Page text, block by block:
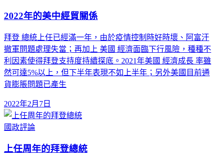
2022年的美中經貿關係
拜登 總統上任已經滿一年，由於疫情控制時好時壞、阿富汗
撤軍問題處理失當；再加上 美國 經濟面臨下行風險，種種不
利因素使得拜登支持度持續探底。2021年美國 經濟成長 率雖
然可達5%以上，但下半年表現不如上半年；另外美國目前通
貨膨脹問題已產生
2022年2月7日
國政評論
上任周年的拜登總統